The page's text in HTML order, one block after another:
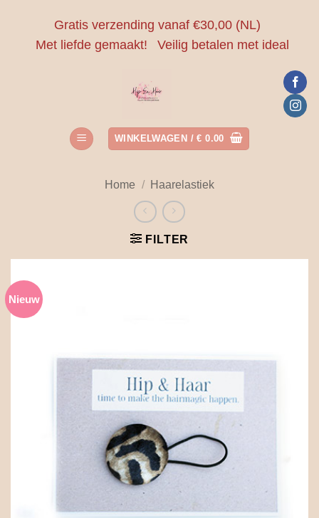
Gratis verzending vanaf €30,00 (NL)
Met liefde gemaakt!
Veilig betalen met ideal
WINKELWAGEN /€ 0.00
Home / Haarelastiek
FILTER
Nieuw